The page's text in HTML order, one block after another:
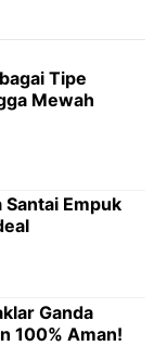
Tipe
Mewah
Santai Empuk
Ganda
100% Aman!